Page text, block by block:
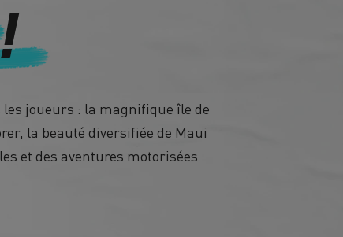
joueurs : la magnifique île de
la beauté diversifiée de Maui
et des aventures motorisées